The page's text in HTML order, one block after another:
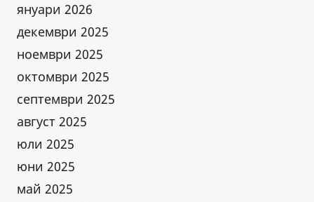
януари 2026
декември 2025
ноември 2025
октомври 2025
септември 2025
август 2025
юли 2025
юни 2025
май 2025